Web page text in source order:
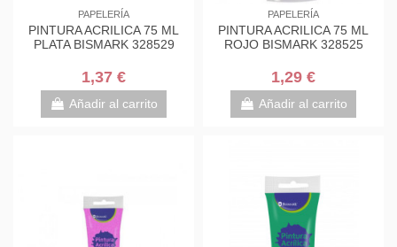
PAPELERÍA
PINTURA ACRILICA 75 ML
PLATA BISMARK 328529
1,37 €
Añadir al carrito
PAPELERÍA
PINTURA ACRILICA 75 ML
ROJO BISMARK 328525
1,29 €
Añadir al carrito